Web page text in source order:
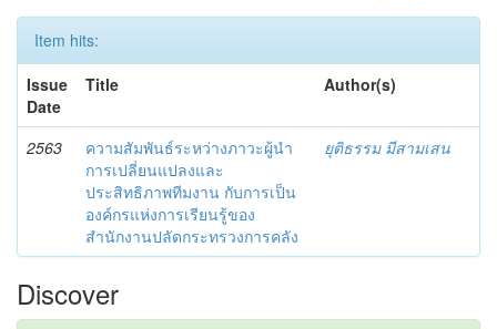
Item hits:
Issue
Date
Title Author(s)
2563
ความสัมพันธ์ระหว่างภาวะผู้นำ
การเปลี่ยนแปลงและ
ประสิทธิภาพทีมงาน กับการเป็น
องค์กรแห่งการเรียนรู้ของ
สำนักงานปลัดกระทรวงการคลัง
ยุติธรรม มีสามเสน
Discover